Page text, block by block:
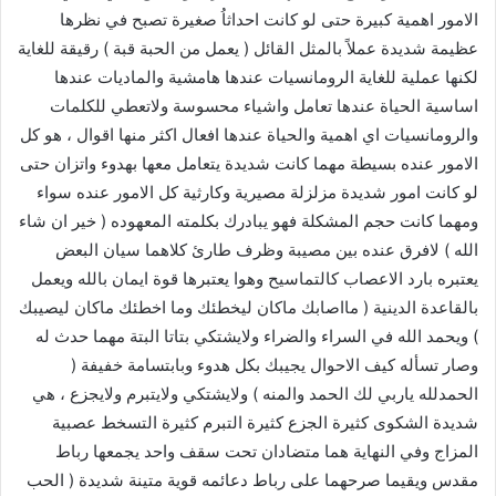
الامور اهمية كبيرة حتى لو كانت احداثاُ صغيرة تصبح في نظرها
عظيمة شديدة عملاً بالمثل القائل ( يعمل من الحبة قبة ) رقيقة للغاية
لكنها عملية للغاية الرومانسيات عندها هامشية والماديات عندها
اساسية الحياة عندها تعامل واشياء محسوسة ولاتعطي للكلمات
والرومانسيات اي اهمية والحياة عندها افعال اكثر منها اقوال ، هو كل
الامور عنده بسيطة مهما كانت شديدة يتعامل معها بهدوء واتزان حتى
لو كانت امور شديدة مزلزلة مصيرية وكارثية كل الامور عنده سواء
ومهما كانت حجم المشكلة فهو يبادرك بكلمته المعهوده ( خير ان شاء
الله ) لافرق عنده بين مصيبة وظرف طارئ كلاهما سيان البعض
يعتبره بارد الاعصاب كالتماسيح وهوا يعتبرها قوة ايمان بالله ويعمل
بالقاعدة الدينية ( مااصابك ماكان ليخطئك وما اخطئك ماكان ليصيبك
) ويحمد الله في السراء والضراء ولايشتكي بتاتا البتة مهما حدث له
وصار تسأله كيف الاحوال يجيبك بكل هدوء وبابتسامة خفيفة (
الحمدلله ياربي لك الحمد والمنه ) ولايشتكي ولايتبرم ولايجزع ، هي
شديدة الشكوى كثيرة الجزع كثيرة التبرم كثيرة التسخط عصبية
المزاج وفي النهاية هما متضادان تحت سقف واحد يجمعها رباط
مقدس ويقيما صرحهما على رباط دعائمه قوية متينة شديدة ( الحب